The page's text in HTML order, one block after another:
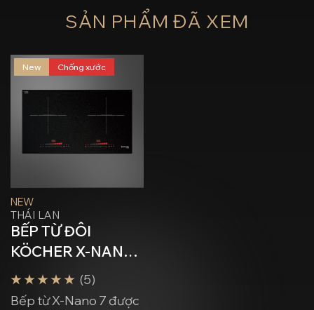
SẢN PHẨM ĐÃ XEM
New Chống xước
NEW
THÁI LAN
BẾP TỪ ĐÔI
KÖCHER X-NANO
7
(5)
Bếp từ X-Nano 7 được